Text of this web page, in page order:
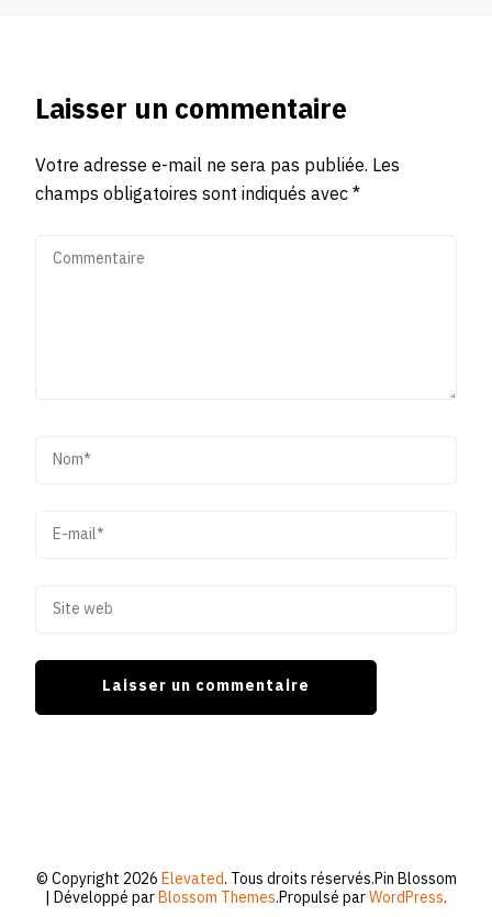
Laisser un commentaire
Votre adresse e-mail ne sera pas publiée. Les
champs obligatoires sont indiqués avec*
© Copyright 2026Elevated. Tous droits réservés.Pin Blossom
| Développé parBlossom Themes.Propulsé parWordPress.